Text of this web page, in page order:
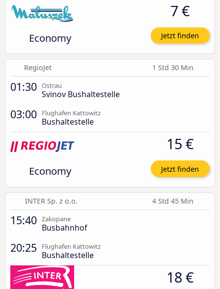
Economy
7 €
Jetzt finden
RegioJet 1 Std 30 Min
01:30 Ostrau
Svinov Bushaltestelle
03:00 Flughafen Kattowitz
Bushaltestelle
Economy
15 €
Jetzt finden
INTER Sp. z o.o. 4 Std 45 Min
15:40 Zakopane
Busbahnhof
20:25 Flughafen Kattowitz
Bushaltestelle
18 €